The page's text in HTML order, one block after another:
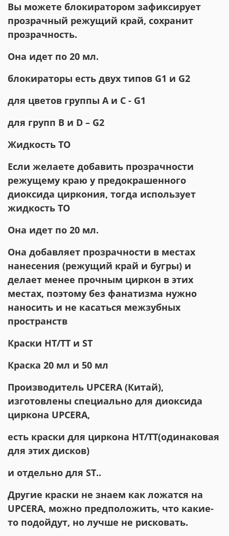
Вы можете блокиратором зафиксирует
прозрачный режущий край, сохранит
прозрачность.
Она идет по 20 мл.
блокираторы есть двух типов G1 и G2
для цветов группы А и C - G1
для групп B и D – G2
Жидкость ТО
Если желаете добавить прозрачности
режущему краю у предокрашенного
диоксида циркония, тогда использует
жидкость ТО
Она идет по 20 мл.
Она добавляет прозрачности в местах
нанесения (режущий край и бугры) и
делает менее прочным циркон в этих
местах, поэтому без фанатизма нужно
наносить и не касаться межзубных
пространств
Краски НТ/ТТ и ST
Краска 20 мл и 50 мл
Производитель UPCERA (Китай),
изготовлены специально для диоксида
циркона UPCERA,
есть краски для циркона НТ/ТТ(одинаковая
для этих дисков)
и отдельно для ST..
Другие краски не знаем как ложатся на
UPCERA, можно предположить, что какие-
то подойдут, но лучше не рисковать.